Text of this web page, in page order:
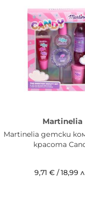
Martinelia
Martinelia детски
красота
9,71 €/18,99